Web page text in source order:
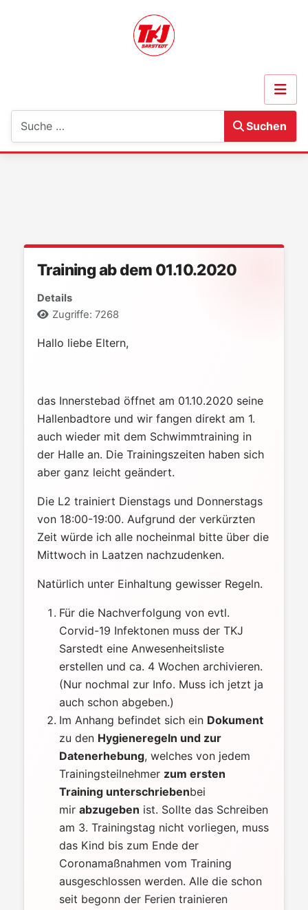
Suchen
Training ab dem 01.10.2020
Details
Zugriffe: 7268
Hallo liebe Eltern,
das Innerstebad öffnet am 01.10.2020 seine
Hallenbadtore und wir fangen direkt am 1.
auch wieder mit dem Schwimmtraining in
der Halle an. Die Trainingszeiten haben sich
aber ganz leicht geändert.
Die L2 trainiert Dienstags und Donnerstags
von 18:00-19:00. Aufgrund der verkürzten
Zeit würde ich alle nocheinmal bitte über die
Mittwoch in Laatzen nachzudenken.
Natürlich unter Einhaltung gewisser Regeln.
Für die Nachverfolgung von evtl.
Corvid-19 Infektonen muss der TKJ
Sarstedt eine Anwesenheitsliste
erstellen und ca. 4 Wochen archivieren.
(Nur nochmal zur Info. Muss ich jetzt ja
auch schon abgeben.)
Im Anhang befindet sich ein Dokument
zu den Hygieneregeln und zur
Datenerhebung, welches von jedem
Trainingsteilnehmer zum ersten
Training unterschriebenbei
mir abzugeben ist. Sollte das Schreiben
am 3. Trainingstag nicht vorliegen, muss
das Kind bis zum Ende der
Coronamaßnahmen vom Training
ausgeschlossen werden. Alle die schon
seit begonn der Ferien trainieren